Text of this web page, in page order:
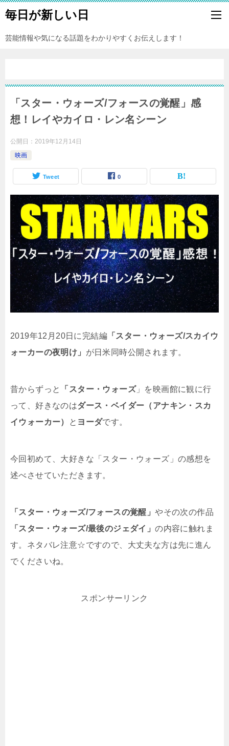
毎日が新しい日
芸能情報や気になる話題をわかりやすくお伝えします！
「スター・ウォーズ/フォースの覚醒」感
想！レイやカイロ・レン名シーン
公開日： 2019年12月14日
映画
Tweet 0
2019年12月20日に完結編 「スター・ウォーズ/スカイウ
ォーカーの夜明け」 が日米同時公開されます。
昔からずっと 「スター・ウォーズ」を映画館に観に行
って、好きなのはダース・ベイダー（アナキン・スカ
イウォーカー）
と ヨーダです。
今回初めて、大好きな「スター・ウォーズ」の感想を
述べさせていただきます。
「スター・ウォーズ/フォースの覚醒」やその次の作品
「スター・ウォーズ/最後のジェダイ」の内容に触れま
す。ネタバレ注意☆ですので、大丈夫な方は先に進ん
でくださいね。
スポンサーリンク